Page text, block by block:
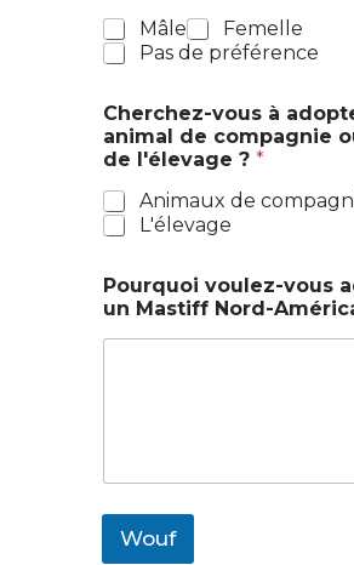
Mâle
Femelle
Pas de préférence
Cherchez-vous à
animal de compagnie
de l'élevage ? *
Animaux de
L'élevage
Pourquoi voulez-vous
un Mastiff Nord-
Wouf